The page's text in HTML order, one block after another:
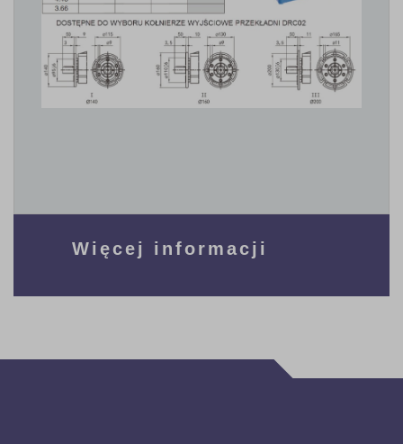
Więcej informacji